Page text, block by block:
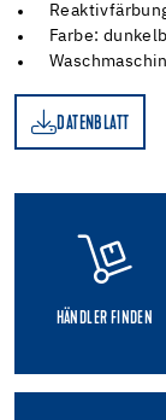
Farbe:
DATENBLATT
HÄNDLER FINDEN